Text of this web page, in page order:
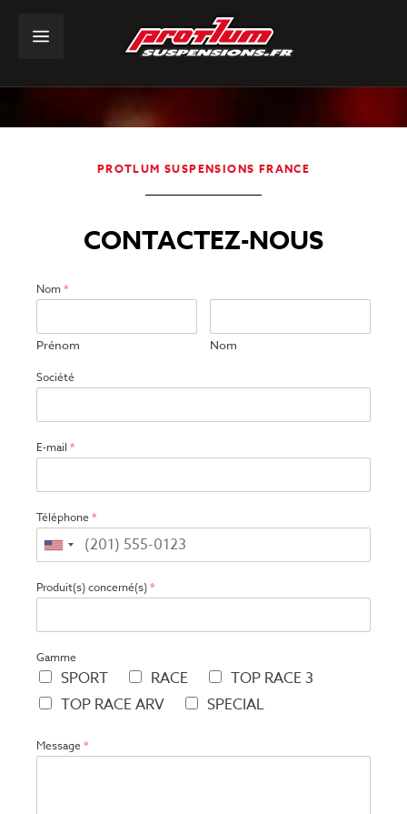
PROTLUM SUSPENSIONS FRANCE
CONTACTEZ-NOUS
Nom*
Prénom Nom
Société
E-mail *
Téléphone*
Produit(s) concerné(s)*
Gamme
SPORT RACE
TOP RACE 3
TOP RACE ARV
SPECIAL
Message*